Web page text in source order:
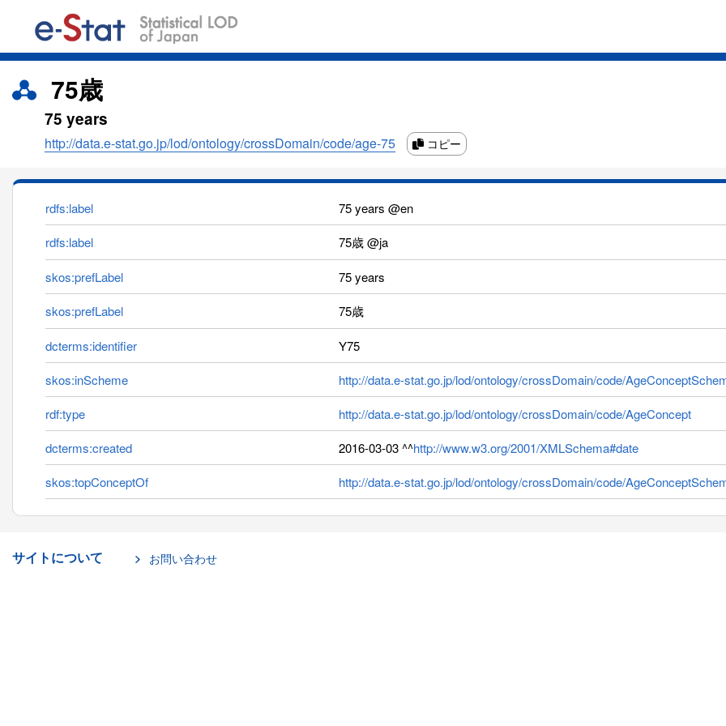
75歳
75 years
http://data.e-stat.go.jp/lod/ontology/crossDomain/code/age-75 コピー
rdfs:label
75 years @en
rdfs:label
75歳 @ja
skos:prefLabel
75 years
skos:prefLabel
75歳
dcterms:identifier
Y75
skos:inScheme
http://data.e-stat.go.jp/lod/ontology/crossDomain/code/
rdf:type
http://data.e-stat.go.jp/lod/ontology/crossDomain/code/AgeConcept
dcterms:created
2016-03-03 ^^http://www.w3.org/2001/XMLSchema#date
skos:topConceptOf
http://data.e-stat.go.jp/lod/ontology/crossDomain/code/
サイトについて お問い合わせ